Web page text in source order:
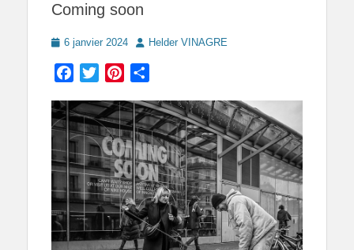
Coming soon
Posted
6 janvier 2024 AuthorHelder VINAGRE
Facebook
TwitterPinterest